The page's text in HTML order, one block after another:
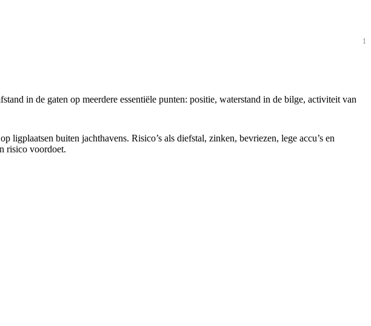
1
in de gaten op meerdere essentiële punten: positie, waterstand in de bilge, activiteit van
buiten jachthavens. Risico’s als diefstal, zinken, bevriezen, lege accu’s en
risico voordoet.